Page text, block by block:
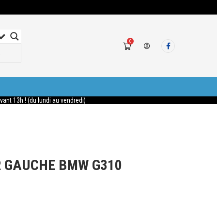
0
13h ! (du lundi au vendredi)
GAUCHE BMW G310